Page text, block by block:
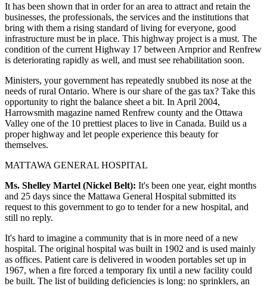
It has been shown that in order for an area to attract and retain the
businesses, the professionals, the services and the institutions that
bring with them a rising standard of living for everyone, good
infrastructure must be in place. This highway project is a must. The
condition of the current Highway 17 between Arnprior and Renfrew
is deteriorating rapidly as well, and must see rehabilitation soon.
Ministers, your government has repeatedly snubbed its nose at the
needs of rural Ontario. Where is our share of the gas tax? Take this
opportunity to right the balance sheet a bit. In April 2004,
Harrowsmith magazine named Renfrew county and the Ottawa
Valley one of the 10 prettiest places to live in Canada. Build us a
proper highway and let people experience this beauty for
themselves.
MATTAWA GENERAL HOSPITAL
Ms. Shelley Martel (Nickel Belt): It's been one year, eight months
and 25 days since the Mattawa General Hospital submitted its
request to this government to go to tender for a new hospital, and
still no reply.
It's hard to imagine a community that is in more need of a new
hospital. The original hospital was built in 1902 and is used mainly
as offices. Patient care is delivered in wooden portables set up in
1967, when a fire forced a temporary fix until a new facility could
be built. The list of building deficiencies is long: no sprinklers, an